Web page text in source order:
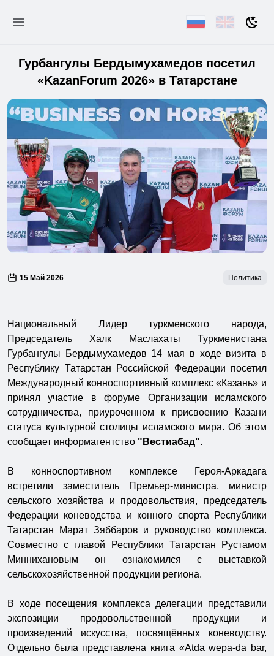
Гурбангулы Бердымухамедов посетил
«KazanForum 2026» в Татарстане
15 Май 2026 Политика
Национальный Лидер туркменского народа,
Председатель Халк Маслахаты Туркменистана
Гурбангулы Бердымухамедов 14 мая в ходе визита в
Республику Татарстан Российской Федерации посетил
Международный конноспортивный комплекс «Казань» и
принял участие в форуме Организации исламского
сотрудничества, приуроченном к присвоению Казани
статуса культурной столицы исламского мира. Об этом
сообщает информагентство "Вестиабад".
В конноспортивном комплексе Героя-Аркадага
встретили заместитель Премьер-министра, министр
сельского хозяйства и продовольствия, председатель
Федерации коневодства и конного спорта Республики
Татарстан Марат Зяббаров и руководство комплекса.
Совместно с главой Республики Татарстан Рустамом
Миннихановым он ознакомился с выставкой
сельскохозяйственной продукции региона.
В ходе посещения комплекса делегации представили
экспозиции продовольственной продукции и
произведений искусства, посвящённых коневодству.
Отдельно была представлена книга «Atda wepa-da bar,